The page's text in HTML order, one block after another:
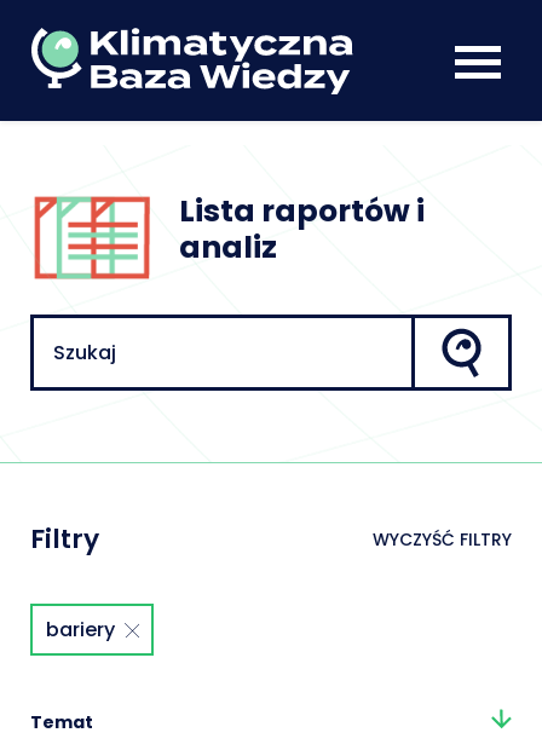
Lista raportów i
analiz
Filtry WYCZYŚĆ FILTRY
bariery
Temat